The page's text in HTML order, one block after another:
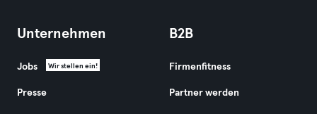
Unternehmen
Jobs Wir stellen ein!
Presse
B2B
Firmenfitness
Partner werden